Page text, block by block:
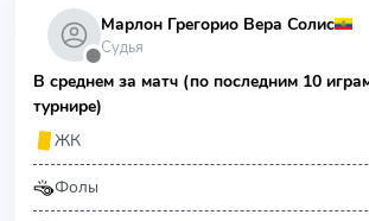
⬤
Марлон Грегорио Вера Солис
Судья
В среднем за матч (по последним 10
турнире)
ЖК
Фолы